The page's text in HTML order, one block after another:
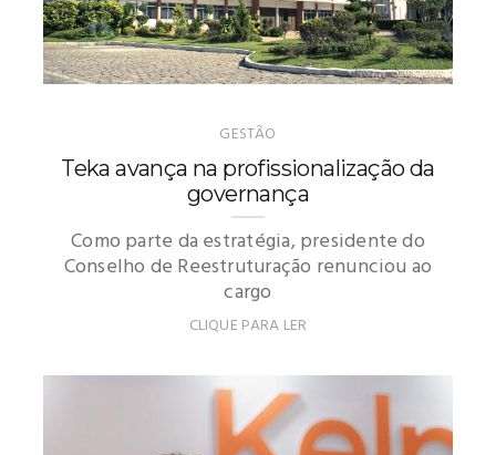
GESTÃO
Teka avança na profissionalização da
governança
Como parte da estratégia, presidente do
Conselho de Reestruturação renunciou ao
cargo
CLIQUE PARA LER